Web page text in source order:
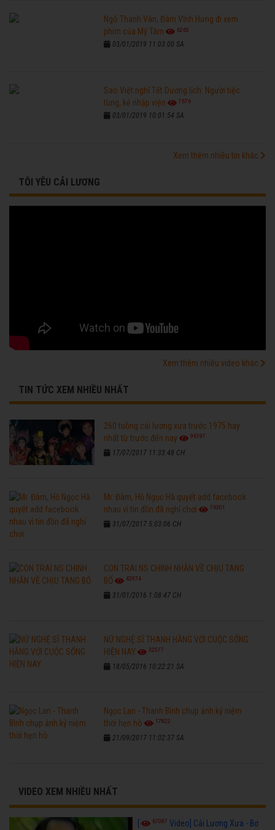
Ngô Thanh Vân, Đàm Vĩnh Hưng đi xem
phim của Mỹ Tâm
6265
03/01/2019 11:03:00 SA
Sao Việt nghỉ Tết Dương lịch: Người tiệc
tùng, kẻ nhập viện
7676
03/01/2019 10:01:54 SA
Xem thêm nhiều tin khác
TÔI YÊU CẢI LƯƠNG
Xem thêm nhiều video khác
TIN TỨC XEM NHIỀU NHẤT
260 tuồng cải lương xưa trước 1975 hay
nhất từ trước đến nay
96197
17/07/2017 11:33:48 CH
Mr. Đàm, Hồ Ngọc Hà quyết add facebook
nhau vì tin đồn đã nghỉ chơi
76301
31/07/2017 5:03:06 CH
CON TRAI NS CHINH NHẪN VỀ CHỊU TANG
BỐ
42974
31/01/2016 1:08:47 CH
NỮ NGHỆ SĨ THANH HẰNG VỚI CUỘC SỐNG
HIỆN NAY
32577
18/05/2016 10:22:21 SA
Ngọc Lan - Thanh Bình chụp ảnh kỷ niệm
thời hẹn hò
17822
21/09/2017 11:02:37 SA
VIDEO XEM NHIỀU NHẤT
[ 67087 Video] Cải Lương Xưa - Bơ